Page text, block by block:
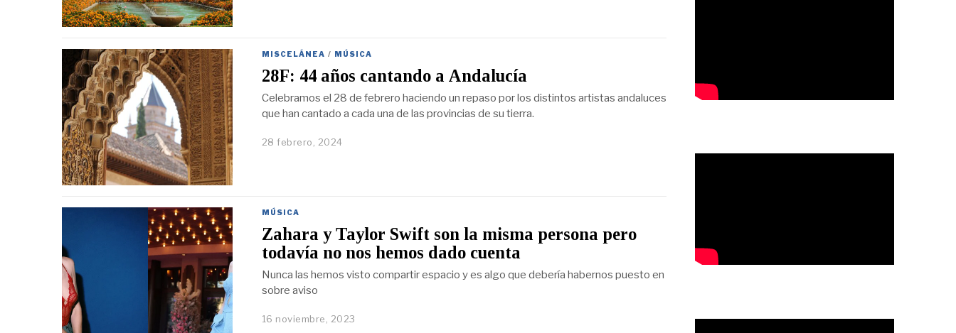
MISCELÁNEA / MÚSICA
28F: 44 años cantando a Andalucía
Celebramos el 28 de febrero haciendo un repaso por los distintos artistas andaluces
que han cantado a cada una de las provincias de su tierra.
28 febrero, 2024
MÚSICA
Zahara y Taylor Swift son la misma persona pero
todavía no nos hemos dado cuenta
Nunca las hemos visto compartir espacio y es algo que debería habernos puesto en
sobre aviso
16 noviembre, 2023